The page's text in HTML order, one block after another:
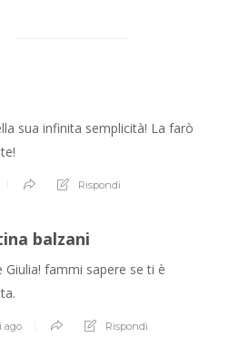
sua infinita semplicità! La farò
Rispondi
balzani
Giulia! fammi sapere se ti è
ago Rispondi